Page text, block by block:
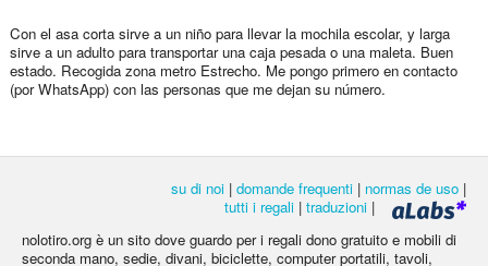
Con el asa corta sirve a un niño para llevar la mochila escolar, y larga
sirve a un adulto para transportar una caja pesada o una maleta. Buen
estado. Recogida zona metro Estrecho. Me pongo primero en contacto
(por WhatsApp) con las personas que me dejan su número.
su di noi | domande frequenti | normas de uso |
tutti i regali | traduzioni |
nolotiro.org è un sito dove guardo per i regali dono gratuito e mobili di
seconda mano, sedie, divani, biciclette, computer portatili, tavoli,